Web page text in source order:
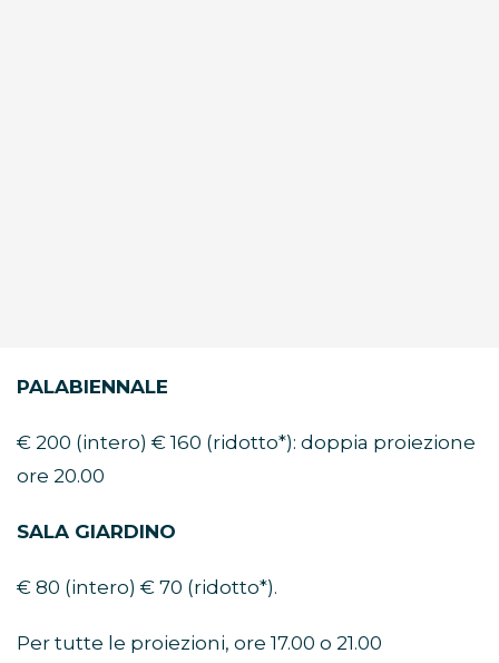
PALABIENNALE
€ 200 (intero) € 160 (ridotto*): doppia proiezione
ore 20.00
SALA GIARDINO
€ 80 (intero) € 70 (ridotto*).
Per tutte le proiezioni, ore 17.00 o 21.00